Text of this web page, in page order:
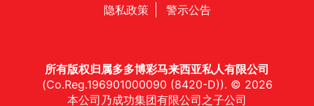
隐私政策
警示公告
所有版权归属多多博彩马来西亚私人有限公司
(Co.Reg.196901000090 (8420-D)). © 2026
本公司乃成功集团有限公司之子公司